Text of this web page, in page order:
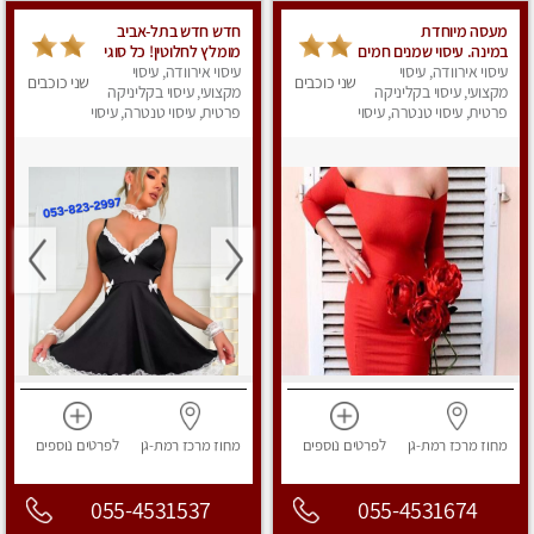
מעסה מיוחדת
במינה. עיסוי שמנים חמים
עיסוי אירוודה, עיסוי
מקצועי, עיסוי בקליניקה
פרטית, עיסוי טנטרה, עיסוי
שני כוכבים
מחוז מרכז רמת-גן לפרטים נוספים
055-4531674
חדש חדש בתל-אביב
מומלץ לחלוטין! כל סוגי
העיסויים מעסה מקצועית
ואיכותית פרטי!!!
עיסוי אירוודה, עיסוי
מקצועי, עיסוי בקליניקה
פרטית, עיסוי טנטרה, עיסוי
שני כוכבים
מחוז מרכז רמת-גן לפרטים נוספים
055-4531537